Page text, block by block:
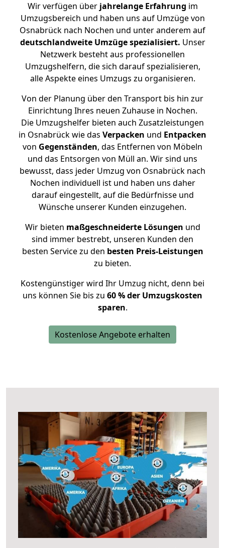
Wir verfügen überjahrelange Erfahrung im
Umzugsbereich und haben uns auf Umzüge von
Osnabrück nach Nochen und unter anderem auf
deutschlandweite Umzüge spezialisiert. Unser
Netzwerk besteht aus professionellen
Umzugshelfern, die sich darauf spezialisieren,
alle Aspekte eines Umzugs zu organisieren.
Von der Planung über den Transport bis hin zur
Einrichtung Ihres neuen Zuhause in Nochen.
Die Umzugshelfer bieten auch Zusatzleistungen
in Osnabrück wie das Verpacken und Entpacken
von Gegenständen, das Entfernen von Möbeln
und das Entsorgen von Müll an. Wir sind uns
bewusst, dass jeder Umzug von Osnabrück nach
Nochen individuell ist und haben uns daher
darauf eingestellt, auf die Bedürfnisse und
Wünsche unserer Kunden einzugehen.
Wir bieten maßgeschneiderte Lösungen und
sind immer bestrebt, unseren Kunden den
besten Service zu den besten Preis-Leistungen
zu bieten.
Kostengünstiger wird Ihr Umzug nicht, denn bei
uns können Sie bis zu 60 % der Umzugskosten
sparen.
Kostenlose Angebote erhalten